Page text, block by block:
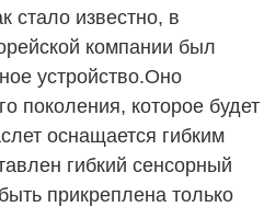
стало известно, в
компании был
устройство.Оно
поколения, которое будет
оснащается гибким
гибкий сенсорный
прикреплена только